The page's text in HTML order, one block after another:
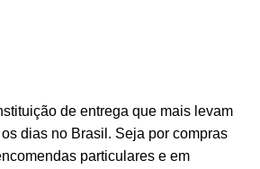
de entrega que mais levam
dias no Brasil. Seja por compras
particulares e em